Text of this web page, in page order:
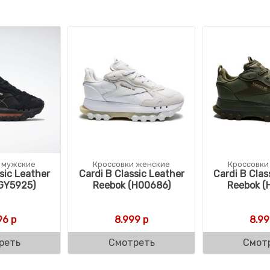
21.060 р.
мужские
Leather
р
Кроссовки женские
Cardi B Classic Leather
Reebok (H00686)
8.999 р
Смотреть
Cardi B
Reebok